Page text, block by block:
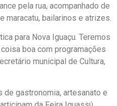
pela rua, acompanhado de
maracatu, bailarinos e atrizes.
para Nova Iguaçu. Teremos
boa com programações
municipal de Cultura,
gastronomia, artesanato e